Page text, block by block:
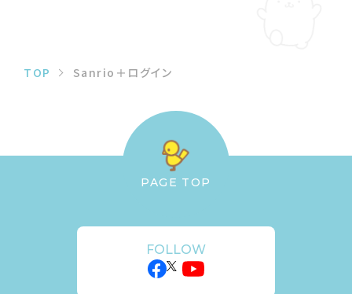
TOP Sanrio＋ログイン
PAGE TOP
FOLLOW